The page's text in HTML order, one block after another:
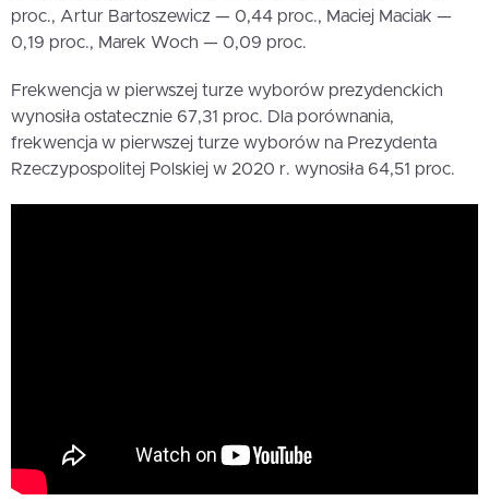
proc., Artur Bartoszewicz — 0,44 proc., Maciej Maciak —
0,19 proc., Marek Woch — 0,09 proc.
Frekwencja w pierwszej turze wyborów prezydenckich
wynosiła ostatecznie 67,31 proc. Dla porównania,
frekwencja w pierwszej turze wyborów na Prezydenta
Rzeczypospolitej Polskiej w 2020 r. wynosiła 64,51 proc.